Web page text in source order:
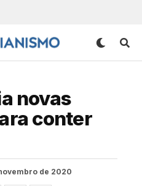
novas
conter
de 2020